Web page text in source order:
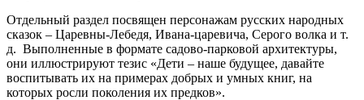
Отдельный раздел посвящен персонажам русских народных
сказок – Царевны-Лебедя, Ивана-царевича, Серого волка и т.
д. Выполненные в формате садово-парковой архитектуры,
они иллюстрируют тезис «Дети – наше будущее, давайте
воспитывать их на примерах добрых и умных книг, на
которых росли поколения их предков».